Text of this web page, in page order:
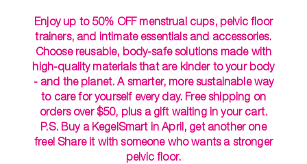
Enjoy up to 50% OFF menstrual cups, pelvic floor
trainers, and intimate essentials and accessories.
Choose reusable, body-safe solutions made with
high-quality materials that are kinder to your body
- and the planet. A smarter, more sustainable way
to care for yourself every day. Free shipping on
orders over $50, plus a gift waiting in your cart.
P.S. Buy a KegelSmart in April, get another one
free! Share it with someone who wants a stronger
pelvic floor.